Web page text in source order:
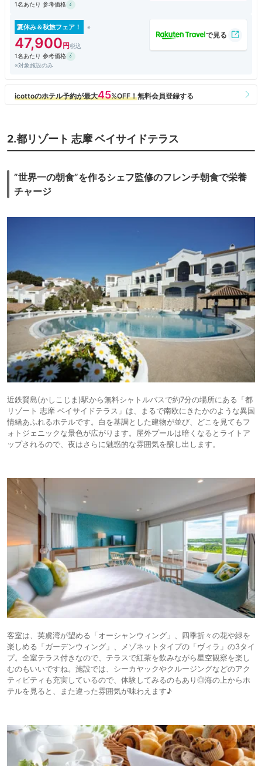
うことでしたが、17時半にいってもアフタヌーンタイムのスイーツの残
スタッフは飲み物の補充をしてるだけ。
18時になってやっと5枚くらいオードブルの盛り合わせプレートが運ばれ
てきましたが、当然待っていたとばかりに瞬間蒸発。一部のテーブルに1
枚づつあたっただけ。
全然ないテーブルもあるのにスタッフは知らんぷり。ここのオードブルは
10分くらいたって、しびれを切らした一人のゲストの方が、訴えかけて
18時20分くらいになってようやく自由にオードブルが頂ける状態になり
ましたが、もうディナーに行く時間でしたから。
1名あたり 参考価格
夏休み＆秋旅フェア！
47,900
1名あたり 参考価格
※対象施設のみ
2.都リゾート 志摩 ベイサイドテラス
”世界一の朝食”を作るシェフ監修のフレンチ朝食で栄養
チャージ
近鉄賢島(かしこじま)駅から無料シャトルバスで約7分の場所にある「都
リゾート 志摩 ベイサイドテラス」は、まるで南欧にきたかのような異国
情緒あふれるホテルです。白を基調とした建物が並び、どこを見てもフ
ォトジェニックな景色が広がります。屋外プールは暗くなるとライトア
ップされるので、夜はさらに魅惑的な雰囲気を醸し出します。
客室は、英虞湾が望める「オーシャンウィング」、四季折々の花や緑を
楽しめる「ガーデンウィング」、メゾネットタイプの「ヴィラ」の3タイ
プ。全室テラス付きなので、テラスで紅茶を飲みながら星空観察を楽し
むのもいいですね。施設では、シーカヤックやクルージングなどのアク
ティビティも充実しているので、体験してみるのもあり◎海の上からホ
テルを見ると、また違った雰囲気が味わえます♪